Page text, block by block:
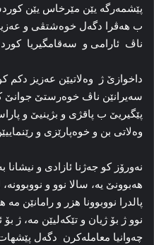
پێشمەرگە یێن مێرخاس یێن
ب هەڤرا دگەل خوەشتڤی و
ناڤ ئارامی و سەقامگیریا
داخوازێ ژ وەلاتیێن عەزیز دکم
سەیرانێن ناڤ خوەرستێ جوانێ
پێگیریێ ب پاقژی و بژینیێ و
وەلاتی بن و خوەپارێزی و
نەورۆز کو جەژنا ئازادی و
هەبوونێ یە، سالا نوو و
پالدرا نووبوونا هزر و رامانێن
نوو ژ بۆ ژیان و تێکەلیێن مە، ژ
چەوانیا معاملەکرن دگەل